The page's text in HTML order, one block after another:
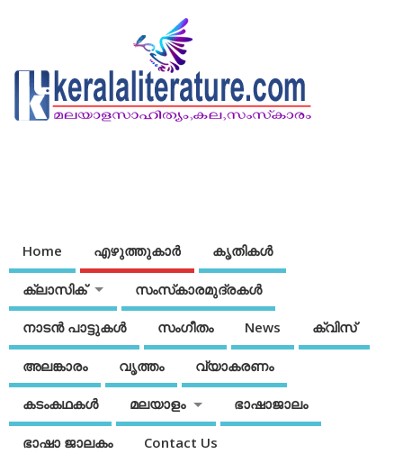
Home എഴുത്തുകാര്‍ കൃതികൾ
ക്ലാസിക് സംസ്‌കാരമുദ്രകള്‍
നാടന്‍ പാട്ടുകള്‍ സംഗീതം News ക്വിസ്
അലങ്കാരം വൃത്തം വ്യാകരണം
കടംകഥകള്‍ മലയാളം ഭാഷാജാലം
ഭാഷാ ജാലകം Contact Us